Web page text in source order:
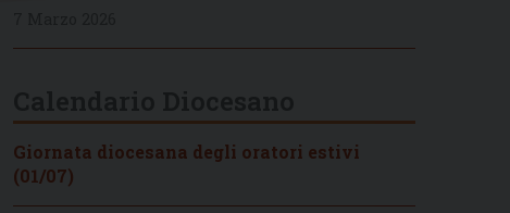
Giornata diocesana degli oratori estivi
(01/07)